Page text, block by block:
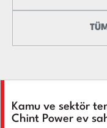
Kamu ve sektör
Chint Power ev